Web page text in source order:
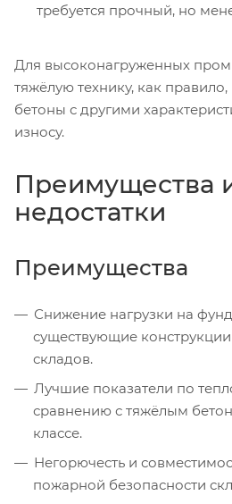
требуется прочный, но
Для высоконагруженных
тяжёлую технику, как
бетоны с другими
износу.
Преимущества
недостатки
Преимущества
Снижение нагрузки на
существующие
складов.
Лучшие показатели по
сравнению с тяжёлым
классе.
Негорючесть и
пожарной безопасности